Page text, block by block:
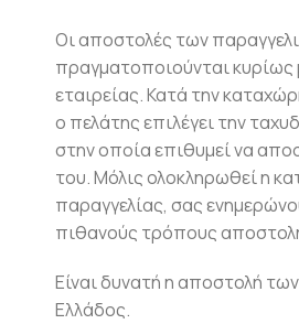
Οι αποστολές των
πραγματοποιούνται
εταιρείας. Κατά την
ο πελάτης επιλέγει την
στην οποία επιθυμεί να
του. Μόλις ολοκληρωθεί η
παραγγελίας, σας
πιθανούς τρόπους
Είναι δυνατή η αποστολή
Ελλάδος.